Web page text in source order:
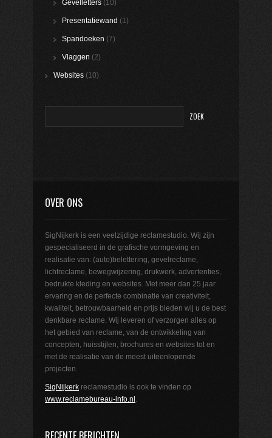
Gevelletters (10)
Presentatiewand (1)
Spandoeken (7)
Vlaggen (2)
Websites (10)
OVER ONS
SigNijkerk is een veelzijdige reclamestudio. Wij zijn
gespecialiseerd in de grafische vormgeving en
realisatie van: (auto)belettering, gevelreclame,
lichtreclame, bewegwijzering, drukwerk, advertenties,
bedrukte kleding en websites. Met meer dan 25 jaar
ervaring en de perfecte combinatie van creativiteit,
kwaliteit, betrouwbaarheid en prijs bieden wij u de best
denkbare reclame. Wij leveren of verzorgen alles op
het gebied van reclame, van de ontwikkeling van
concepten, huisstijlen, brochures en websites tot en
met de realisatie van de meest uiteenlopende
projecten.
SigNijkerk reclamestudio is ook te vinden op
www.reclamebureau-info.nl